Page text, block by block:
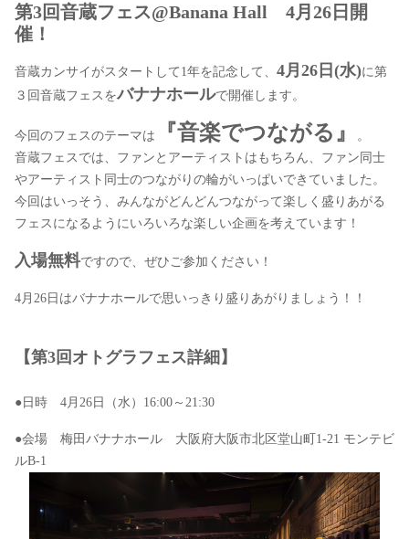
第3回音蔵フェス@Banana Hall 4月26日開
催！
音蔵カンサイがスタートして1年を記念して、 4月26日(水)に第
３回音蔵フェスをバナナホールで開催します。
今回のフェスのテーマは 『音楽でつながる』
。
音蔵フェスでは、ファンとアーティストはもちろん、ファン同士
やアーティスト同士のつながりの輪がいっぱいできていました。
今回はいっそう、みんながどんどんつながって楽しく盛りあがる
フェスになるようにいろいろな楽しい企画を考えています！
入場無料ですので、ぜひご参加ください！
4月26日はバナナホールで思いっきり盛りあがりましょう！！
【第3回オトグラフェス詳細】
●日時 4月26日（水）16:00～21:30
●会場 梅田バナナホール 大阪府大阪市北区堂山町1-21 モンテビ
ルB-1